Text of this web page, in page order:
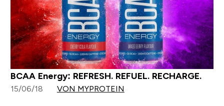
BCAA Energy: REFRESH. REFUEL. RECHARGE.
15/06/18 VON MYPROTEIN